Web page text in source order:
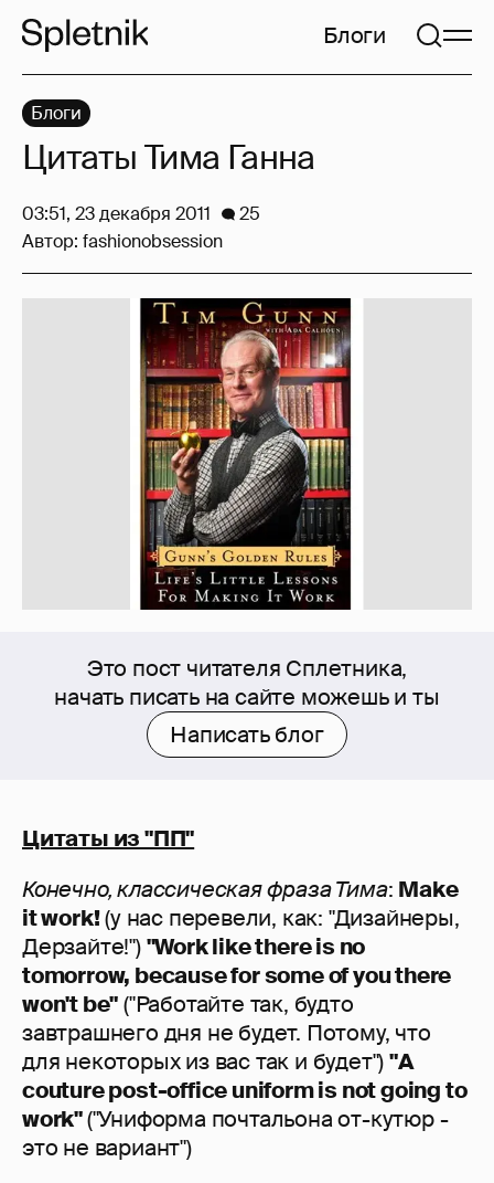
Блоги
Это пост читателя Сплетника,
начать писать на сайте можешь и ты
Написать блог
Цитаты из "ПП"
Конечно, классическая фраза Тима: Make
it work!(у нас перевели, как: "Дизайнеры,
Дерзайте!")"Work like there is no
tomorrow, because for some of you there
won't be"("Работайте так, будто
завтрашнего дня не будет. Потому, что
для некоторых из вас так и будет")"A
couture post-office uniform is not going to
work"("Униформа почтальона от-кутюр -
это не вариант")
Блоги
Цитаты Тима Ганна
03:51, 23 декабря 2011
25
Автор: fashionobsession